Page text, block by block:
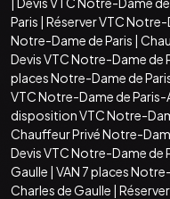
Paris | Réserver VTC Notre-
Notre-Dame de Paris |
Devis VTC Notre-Dame
places Notre-Dame de
VTC Notre-Dame de
disposition VTC Notre-
Chauffeur Privé Notre-
Devis VTC Notre-Dame de
Gaulle | VAN 7 places
Charles de Gaulle |